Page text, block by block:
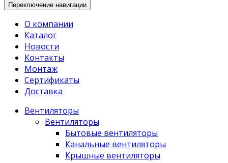
Переключение навигации
О компании
Каталог
Новости
Контакты
Монтаж
Сертификаты
Доставка
Вентиляторы
Вентиляторы
Бытовые вентиляторы
Канальные вентиляторы
Крышные вентиляторы